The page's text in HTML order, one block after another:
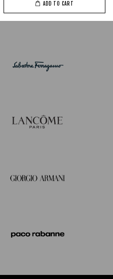
ADD TO CART